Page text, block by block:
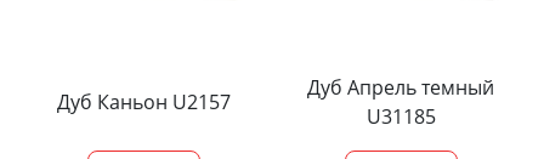
Дуб Каньон U2157
Дуб Апрель темный
U31185